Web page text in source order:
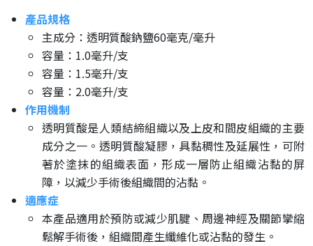
產品規格
主成分：透明質酸鈉鹽60毫克/毫升
容量：1.0毫升/支
容量：1.5毫升/支
容量：2.0毫升/支
作用機制
透明質酸是人類結締組織以及上皮和間皮組織的主要
成分之一。透明質酸凝膠，具黏稠性及延展性，可附
著於塗抹的組織表面，形成一層防止組織沾黏的屏
障，以減少手術後組織間的沾黏。
適應症
本產品適用於預防或減少肌腱、周邊神經及關節攣縮
鬆解手術後，組織間產生纖維化或沾黏的發生。